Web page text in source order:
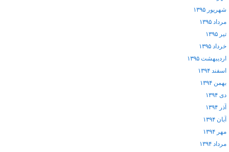
شهریور ۱۳۹۵
مرداد ۱۳۹۵
تیر ۱۳۹۵
خرداد ۱۳۹۵
اردیبهشت ۱۳۹۵
اسفند ۱۳۹۴
بهمن ۱۳۹۴
دی ۱۳۹۴
آذر ۱۳۹۴
آبان ۱۳۹۴
مهر ۱۳۹۴
مرداد ۱۳۹۴